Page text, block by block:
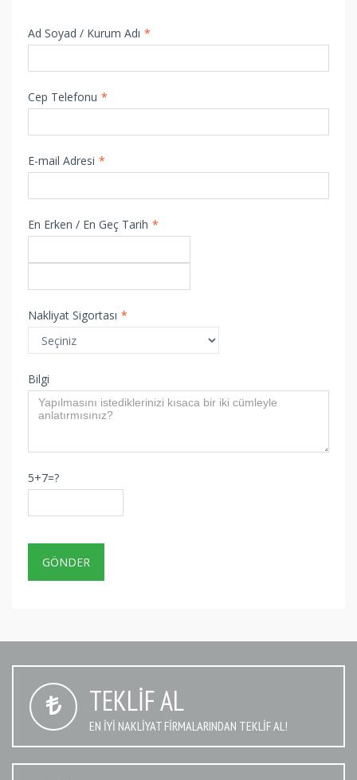
Ad Soyad / Kurum Adı *
Cep Telefonu *
E-mail Adresi *
En Erken / En Geç Tarih *
Nakliyat Sigortası *
Bilgi
5+7=?
TEKLIF AL
EN IYI NAKLIYAT FIRMALARINDAN TEKLIF AL!